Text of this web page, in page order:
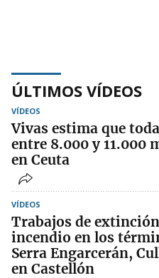
ÚLTIMOS VÍDEOS
VÍDEOS
Vivas estima que
entre 8.000 y 11.000
en Ceuta
VÍDEOS
Trabajos de
incendio en los
Serra Engarcerán,
en Castellón